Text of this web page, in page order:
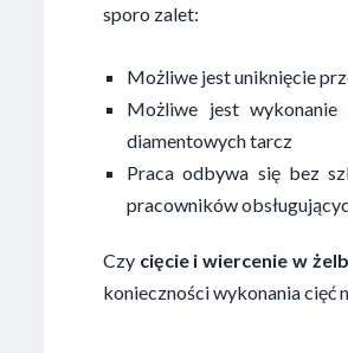
sporo zalet:
Możliwe jest uniknięcie
Możliwe jest wykonanie
diamentowych tarcz
Praca odbywa się bez
pracowników
Czy cięcie iwiercenie w
konieczności wykonania cięć